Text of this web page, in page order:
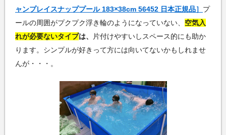
ャンプレイスナッププール 183×38cm 56452 日本正規品］ プ
ールの周囲がプクプク浮き輪のようになっていない、 空気入
れが必要ないタイプは、
片付けやすいしスペース的にも助か
ります。シンプルが好きって方には向いてないかもしれませ
んが・・・。